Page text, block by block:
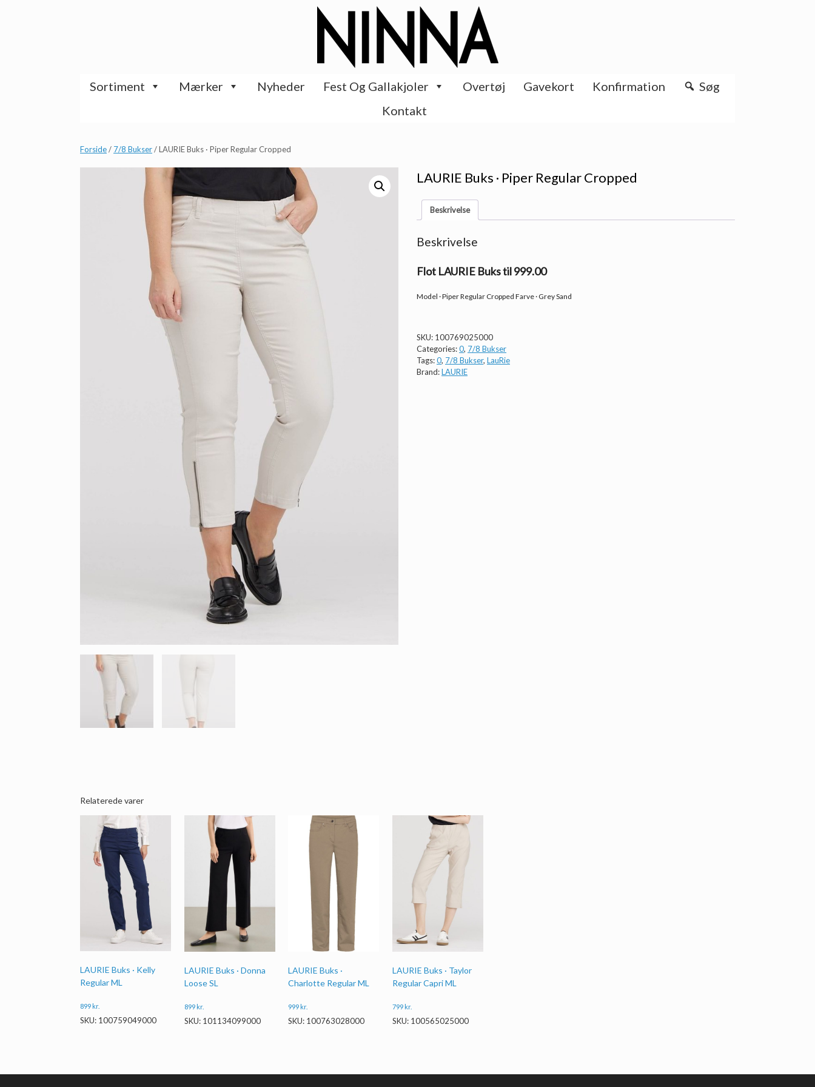
Sortiment Mærker Nyheder Fest Og Gallakjoler Overtøj Gavekort Konfirmation
Søg
Kontakt
Forside/ 7/8 Bukser/ LAURIE Buks · Piper Regular Cropped
LAURIE Buks · Piper Regular Cropped
Beskrivelse
Beskrivelse
Flot LAURIE Buks til 999.00
Model · Piper Regular Cropped Farve · Grey Sand
SKU: 100769025000
Categories:0, 7/8 Bukser
Tags:0, 7/8 Bukser, LauRie
Brand:LAURIE
Relaterede varer
LAURIE Buks · Kelly
Regular ML
899 kr.
SKU: 100759049000
LAURIE Buks · Donna
Loose SL
899kr.
SKU: 101134099000
LAURIE Buks ·
Charlotte Regular ML
999kr.
SKU: 100763028000
LAURIE Buks · Taylor
Regular Capri ML
799kr.
SKU: 100565025000